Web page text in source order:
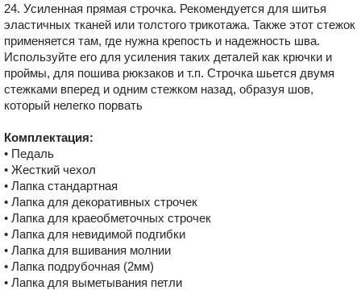
24. Усиленная прямая строчка. Рекомендуется для шитья
эластичных тканей или толстого трикотажа. Также этот стежок
применяется там, где нужна крепость и надежность шва.
Используйте его для усиления таких деталей как крючки и
проймы, для пошива рюкзаков и т.п. Строчка шьется двумя
стежками вперед и одним стежком назад, образуя шов,
который нелегко порвать
Комплектация:
• Педаль
• Жесткий чехол
• Лапка стандартная
• Лапка для декоративных строчек
• Лапка для краеобметочных строчек
• Лапка для невидимой подгибки
• Лапка для вшивания молнии
• Лапка подрубочная (2мм)
• Лапка для выметывания петли